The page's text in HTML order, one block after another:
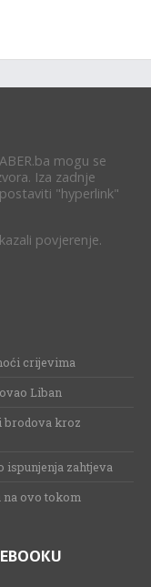
mogu se
Iza zadnje
"hyperlink"
povjerenje.
crijevima
Liban
brodova kroz
ispunjenja zahtjeva
na ovo tokom